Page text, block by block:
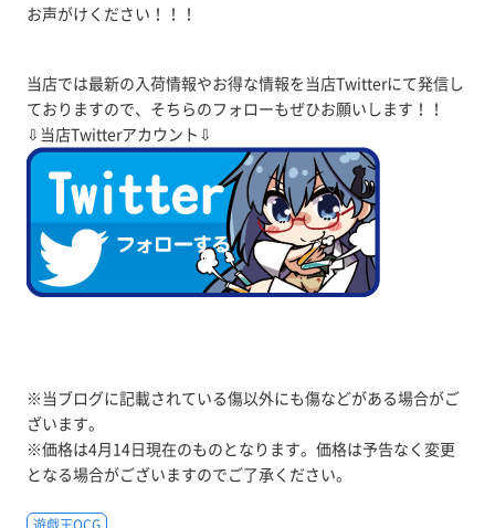
お声がけください！！！
当店では最新の入荷情報やお得な情報を当店Twitterにて発信し
ておりますので、そちらのフォローもぜひお願いします！！
⇩当店Twitterアカウント⇩
※当ブログに記載されている傷以外にも傷などがある場合がご
ざいます。
※価格は4月14日現在のものとなります。価格は予告なく変更
となる場合がございますのでご了承ください。